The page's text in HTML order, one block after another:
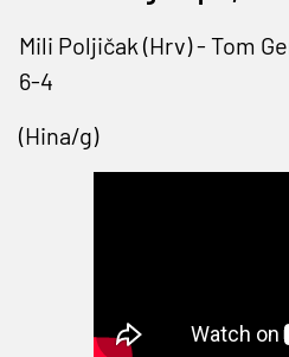
Mili Poljičak (Hrv) - Tom
6-4
(Hina/g)